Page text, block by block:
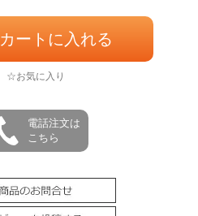
カートに入れる
☆お気に入り
電話注文は
こちら